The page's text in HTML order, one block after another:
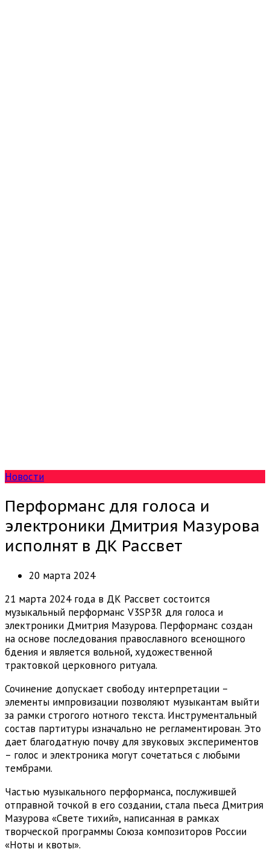
Новости
Перформанс для голоса и
электроники Дмитрия Мазурова
исполнят в ДК Рассвет
20 марта 2024
21 марта 2024 года в ДК Рассвет состоится
музыкальный перформанс V3SP3R для голоса и
электроники Дмитрия Мазурова. Перформанс создан
на основе последования православного всенощного
бдения и является вольной, художественной
трактовкой церковного ритуала.
Сочинение допускает свободу интерпретации –
элементы импровизации позволяют музыкантам выйти
за рамки строгого нотного текста. Инструментальный
состав партитуры изначально не регламентирован. Это
дает благодатную почву для звуковых экспериментов
– голос и электроника могут сочетаться с любыми
тембрами.
Частью музыкального перформанса, послужившей
отправной точкой в его создании, стала пьеса Дмитрия
Мазурова «Свете тихий», написанная в рамках
творческой программы Союза композиторов России
«Ноты и квоты».